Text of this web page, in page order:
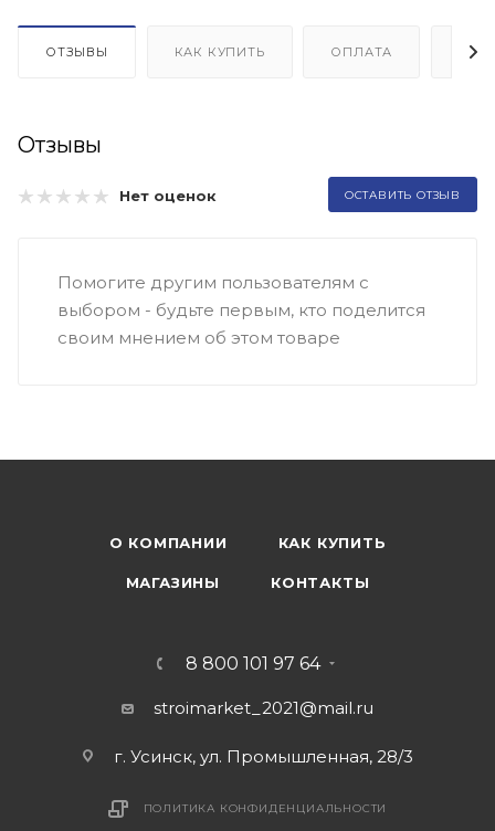
ОТЗЫВЫ КАК КУПИТЬ ОПЛАТА
Отзывы
Нет оценок ОСТАВИТЬ ОТЗЫВ
Помогите другим пользователям с
выбором - будьте первым, кто поделится
своим мнением об этом товаре
О КОМПАНИИ КАК КУПИТЬ
МАГАЗИНЫ КОНТАКТЫ
8 800 101 97 64
stroimarket_2021@mail.ru
г. Усинск, ул. Промышленная, 28/3
ПОЛИТИКА КОНФИДЕНЦИАЛЬНОСТИ